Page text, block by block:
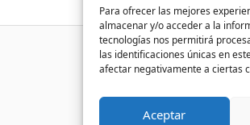
Para ofrecer las mejores
almacenar y/o acceder a la
tecnologías nos permitirá
las identificaciones únicas en
afectar negativamente a ciertas
Aceptar